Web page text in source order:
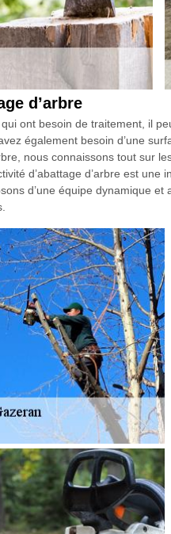
d’arbre
ont besoin de traitement, il
également besoin d’une
nous connaissons tout sur
d’abattage d’arbre est
d’une équipe dynamique